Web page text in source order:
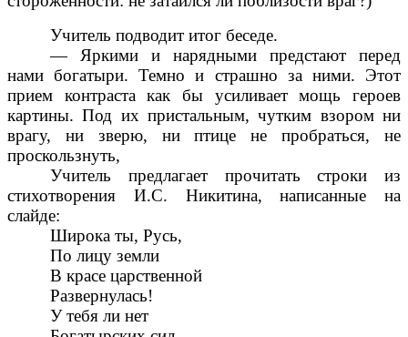
Учитель подводит итог беседе.
— Яркими и нарядными предстают перед
нами богатыри. Темно и страшно за ними. Этот
прием контраста как бы усиливает мощь героев
картины. Под их пристальным, чутким взором ни
врагу, ни зверю, ни птице не пробраться, не
проскользнуть,
Учитель предлагает прочитать строки из
стихотворения И.С. Никитина, написанные на
слайде:
Широка ты, Русь,
По лицу земли
В красе царственной
Развернулась!
У тебя ли нет